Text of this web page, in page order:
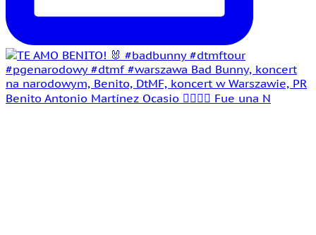
Benito Antonio Martínez Ocasio 🤵‍♂️👰‍♀️ Fue una N